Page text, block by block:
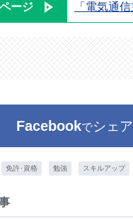
ージ 「電気通
Facebookでシェア
免許･資格 勉強 スキルアップ